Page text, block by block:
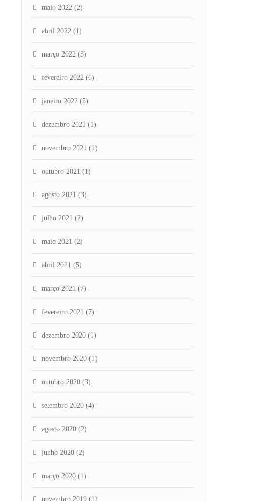
maio 2022 (2)
abril 2022 (1)
março 2022 (3)
fevereiro 2022 (6)
janeiro 2022 (5)
dezembro 2021 (1)
novembro 2021 (1)
outubro 2021 (1)
agosto 2021 (3)
julho 2021 (2)
maio 2021 (2)
abril 2021 (5)
março 2021 (7)
fevereiro 2021 (7)
dezembro 2020 (1)
novembro 2020 (1)
outubro 2020 (3)
setembro 2020 (4)
agosto 2020 (2)
junho 2020 (2)
março 2020 (1)
novembro 2019 (1)